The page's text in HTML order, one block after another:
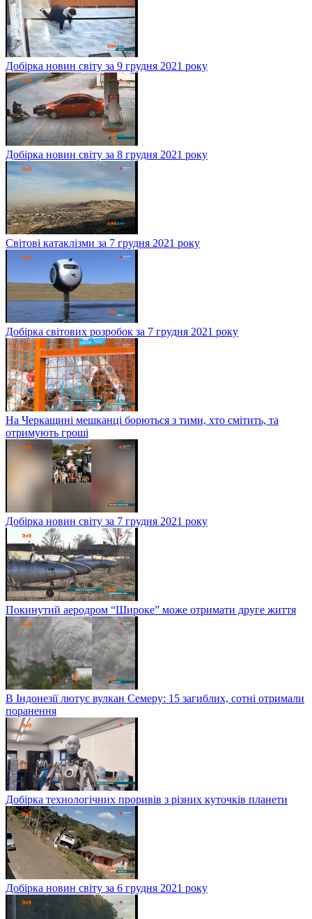
Добірка новин світу за 9 грудня 2021 року
Добірка новин світу за 8 грудня 2021 року
Світові катаклізми за 7 грудня 2021 року
Добірка світових розробок за 7 грудня 2021 року
На Черкащині мешканці борються з тими, хто смітить, та
отримують гроші
Добірка новин світу за 7 грудня 2021 року
Покинутий аеродром “Широке” може отримати друге життя
В Індонезії лютує вулкан Семеру: 15 загиблих, сотні отримали
поранення
Добірка технологічних проривів з різних куточків планети
Добірка новин світу за 6 грудня 2021 року